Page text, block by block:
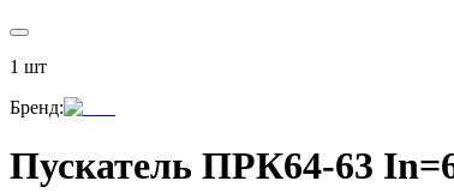
1 шт
Бренд:
Пускатель ПРК64-63